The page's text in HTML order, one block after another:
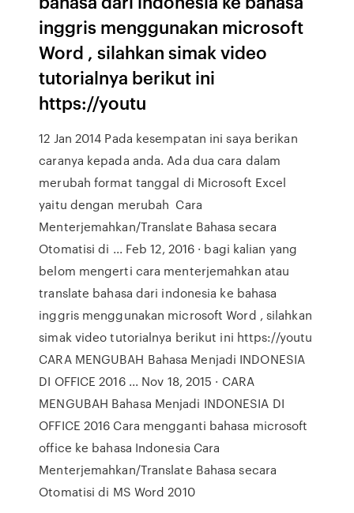
inggris menggunakan microsoft
Word , silahkan simak video
tutorialnya berikut ini
https://youtu
12 Jan 2014 Pada kesempatan ini saya berikan
caranya kepada anda. Ada dua cara dalam
merubah format tanggal di Microsoft Excel
yaitu dengan merubah Cara
Menterjemahkan/Translate Bahasa secara
Otomatisi di ... Feb 12, 2016 · bagi kalian yang
belom mengerti cara menterjemahkan atau
translate bahasa dari indonesia ke bahasa
inggris menggunakan microsoft Word , silahkan
simak video tutorialnya berikut ini https://youtu
CARA MENGUBAH Bahasa Menjadi INDONESIA
DI OFFICE 2016 ... Nov 18, 2015 · CARA
MENGUBAH Bahasa Menjadi INDONESIA DI
OFFICE 2016 Cara mengganti bahasa microsoft
office ke bahasa Indonesia Cara
Menterjemahkan/Translate Bahasa secara
Otomatisi di MS Word 2010